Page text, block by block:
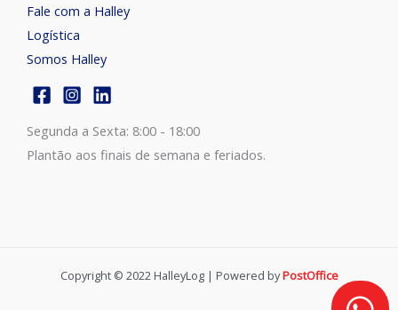
Fale com a Halley
Logística
Somos Halley
Segunda a Sexta: 8:00 - 18:00
Plantão aos finais de semana e feriados.
Copyright © 2022 HalleyLog | Powered byPostOffice